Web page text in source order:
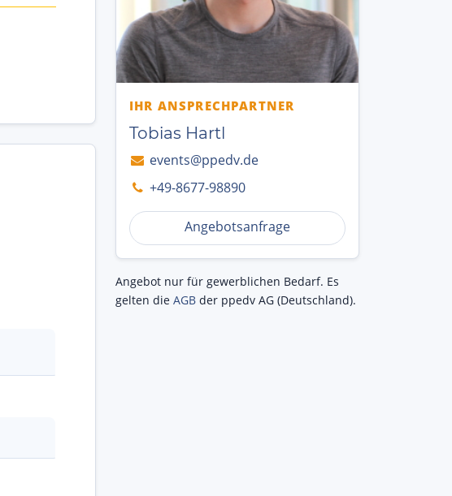
IHR ANSPRECHPARTNER
Tobias Hartl
events@ppedv.de
+49-8677-98890
Angebotsanfrage
Angebot nur für gewerblichen Bedarf. Es
gelten die AGB der ppedv AG (Deutschland).